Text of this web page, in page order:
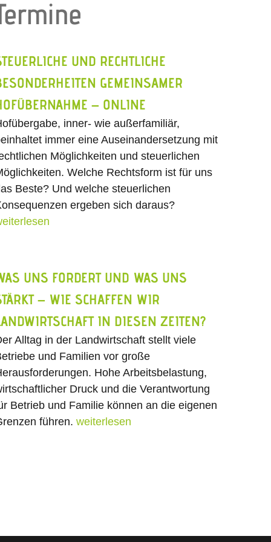
UND RECHTLICHE
GEMEINSAMER
– ONLINE
inner- wie außerfamiliär,
immer eine Auseinandersetzung mit
Möglichkeiten und steuerlichen
Welche Rechtsform ist für uns
Beste? Und welche steuerlichen
ergeben sich daraus?
UNS FORDERT UND WAS UNS
– WIE SCHAFFEN WIR
IN DIESEN ZEITEN?
Alltag in der Landwirtschaft stellt viele
und Familien vor große
Hohe Arbeitsbelastung,
Druck und die Verantwortung
Betrieb und Familie können an die eigenen
führen. weiterlesen